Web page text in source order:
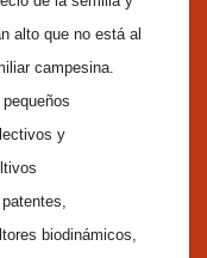
alto que no está al
campesina.
y
biodinámicos,